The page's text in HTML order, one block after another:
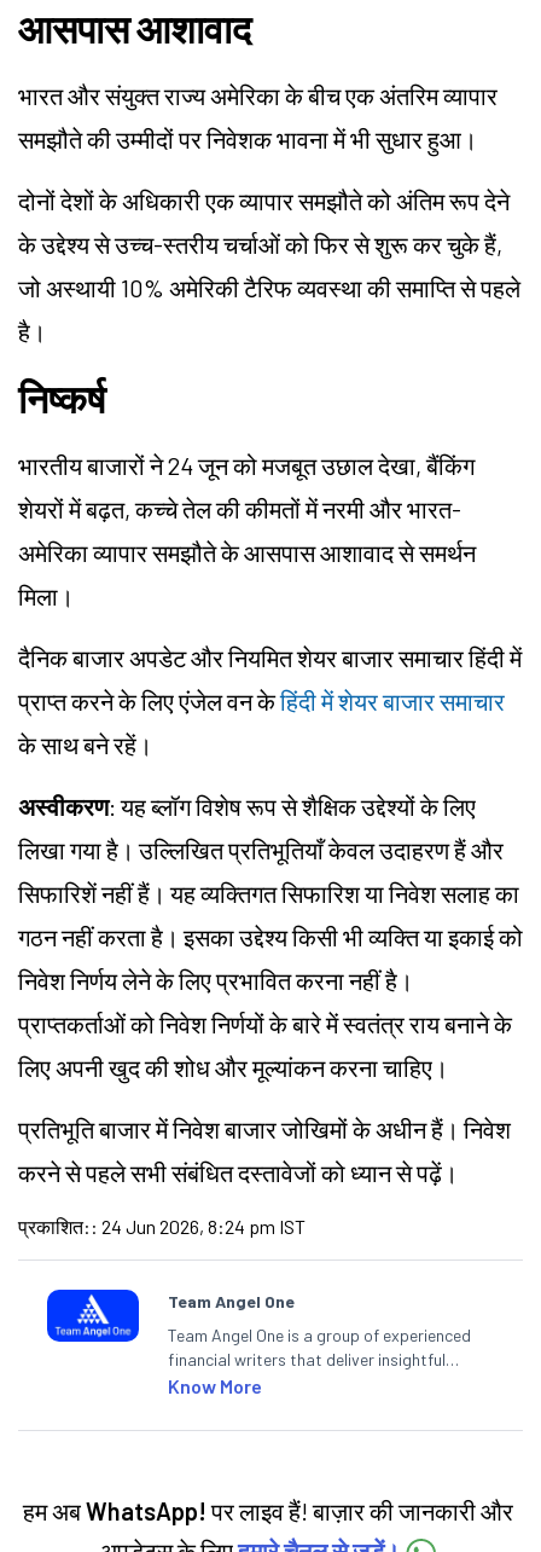
आसपास आशावाद
भारत और संयुक्त राज्य अमेरिका के बीच एक अंतरिम व्यापार
समझौते की उम्मीदों पर निवेशक भावना में भी सुधार हुआ।
दोनों देशों के अधिकारी एक व्यापार समझौते को अंतिम रूप देने
के उद्देश्य से उच्च-स्तरीय चर्चाओं को फिर से शुरू कर चुके हैं,
जो अस्थायी 10% अमेरिकी टैरिफ व्यवस्था की समाप्ति से पहले
है।
निष्कर्ष
भारतीय बाजारों ने 24 जून को मजबूत उछाल देखा, बैंकिंग
शेयरों में बढ़त, कच्चे तेल की कीमतों में नरमी और भारत-
अमेरिका व्यापार समझौते के आसपास आशावाद से समर्थन
मिला।
दैनिक बाजार अपडेट और नियमित शेयर बाजार समाचार हिंदी में
प्राप्त करने के लिए एंजेल वन केहिंदी में शेयर बाजार समाचार
के साथ बने रहें।
अस्वीकरण: यह ब्लॉग विशेष रूप से शैक्षिक उद्देश्यों के लिए
लिखा गया है। उल्लिखित प्रतिभूतियाँ केवल उदाहरण हैं और
सिफारिशें नहीं हैं। यह व्यक्तिगत सिफारिश या निवेश सलाह का
गठन नहीं करता है। इसका उद्देश्य किसी भी व्यक्ति या इकाई को
निवेश निर्णय लेने के लिए प्रभावित करना नहीं है।
प्राप्तकर्ताओं को निवेश निर्णयों के बारे में स्वतंत्र राय बनाने के
लिए अपनी खुद की शोध और मूल्यांकन करना चाहिए।
प्रतिभूति बाजार में निवेश बाजार जोखिमों के अधीन हैं। निवेश
करने से पहले सभी संबंधित दस्तावेजों को ध्यान से पढ़ें।
प्रकाशित: : 24 Jun 2026, 8:24 pm IST
Team Angel One
Team Angel One is a group of experienced
financial writers that deliver insightful
articles on the stock market, IPO, economy,
categories.
Know More
हम अबWhatsApp! पर लाइव हैं! बाज़ार की जानकारी और